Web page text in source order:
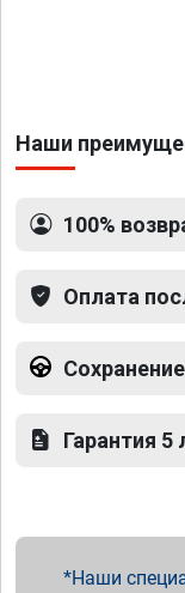
Наши
100%
Оплата
Гарантия 5
Наши